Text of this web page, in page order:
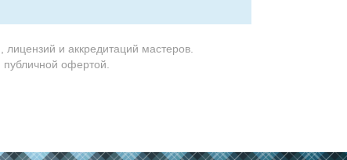
и аккредитаций мастеров.
офертой.